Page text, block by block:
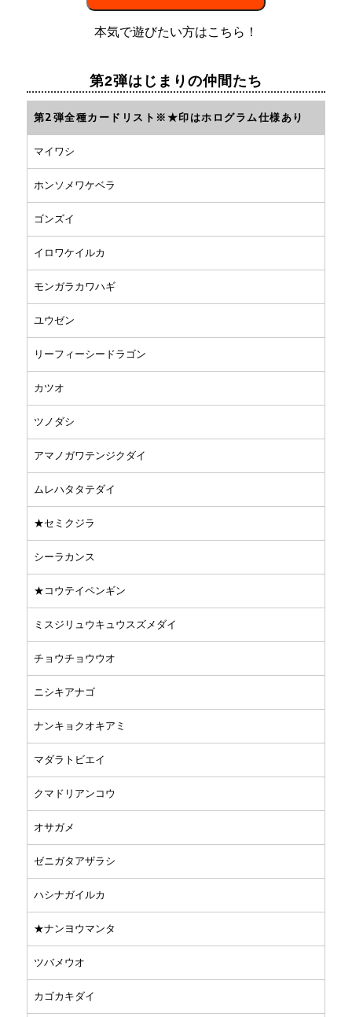
本気で遊びたい方はこちら！
第2弾はじまりの仲間たち
第2弾全種カードリスト※★印はホログラム仕様あり
マイワシ
ホンソメワケベラ
ゴンズイ
イロワケイルカ
モンガラカワハギ
ユウゼン
リーフィーシードラゴン
カツオ
ツノダシ
アマノガワテンジクダイ
ムレハタタテダイ
★セミクジラ
シーラカンス
★コウテイペンギン
ミスジリュウキュウスズメダイ
チョウチョウウオ
ニシキアナゴ
ナンキョクオキアミ
マダラトビエイ
クマドリアンコウ
オサガメ
ゼニガタアザラシ
ハシナガイルカ
★ナンヨウマンタ
ツバメウオ
カゴカキダイ